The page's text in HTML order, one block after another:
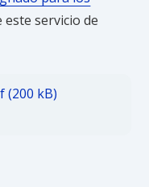
este servicio de
(200 kB)